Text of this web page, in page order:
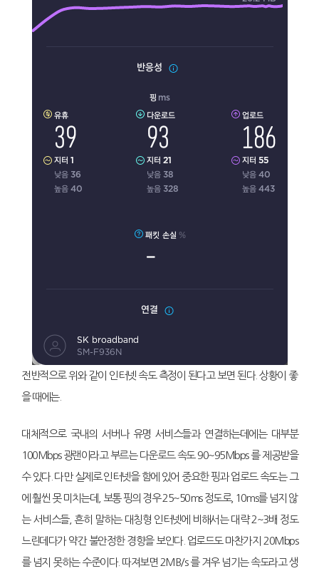
전반적으로 위와 같이 인터넷 속도 측정이 된다고 보면 된다. 상황이 좋
을 때에는.
대체적으로 국내의 서버나 유명 서비스들과 연결하는데에는 대부분
100Mbps 광랜이라고 부르는 다운로드 속도 90~95Mbps 를 제공받을
수 있다. 다만 실제로 인터넷을 함에 있어 중요한 핑과 업로드 속도는 그
에 훨씬 못 미치는데, 보통 핑의 경우 25~50ms 정도로, 10ms를 넘지 않
는 서비스들, 흔히 말하는 대칭형 인터넷에 비해서는 대략 2~3배 정도
느린데다가 약간 불안정한 경향을 보인다. 업로드도 마찬가지 20Mbps
를 넘지 못하는 수준이다. 따져보면 2MB/s 를 겨우 넘기는 속도라고 생